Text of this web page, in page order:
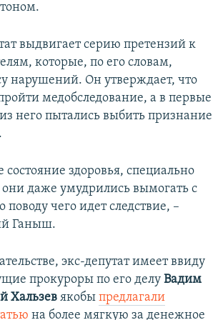
выдвигает серию претензий к
которые, по его словам,
нарушений. Он утверждает, что
медобследование, а в первые
него пытались выбить признание
состояние здоровья, специально
они даже умудрились вымогать с
чего идет следствие, –
Ганыш.
экс-депутат имеет ввиду
прокуроры по его делу Вадим
Хальзев якобы предлагали
на более мягкую за денежное